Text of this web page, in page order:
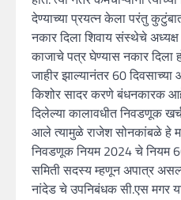
देण्याच्या प्रयत्न केला परंतु
नकार दिला शिवाय संस्थेचे
काजाचे पत्र घेण्यास नकार दिला
जाहीर झाल्यानंतर 60
किशोर सादर करणे बंधनकारक
दिलेल्या कालावधीत निवडणूक
आले त्यामुळे राजेश सोनकांबळे हे
निवडणूक नियम 2024 चे नियम
समिती सदस्य म्हणून अपात्र
नांदेड चे उपनिबंधक सी.एस मगर